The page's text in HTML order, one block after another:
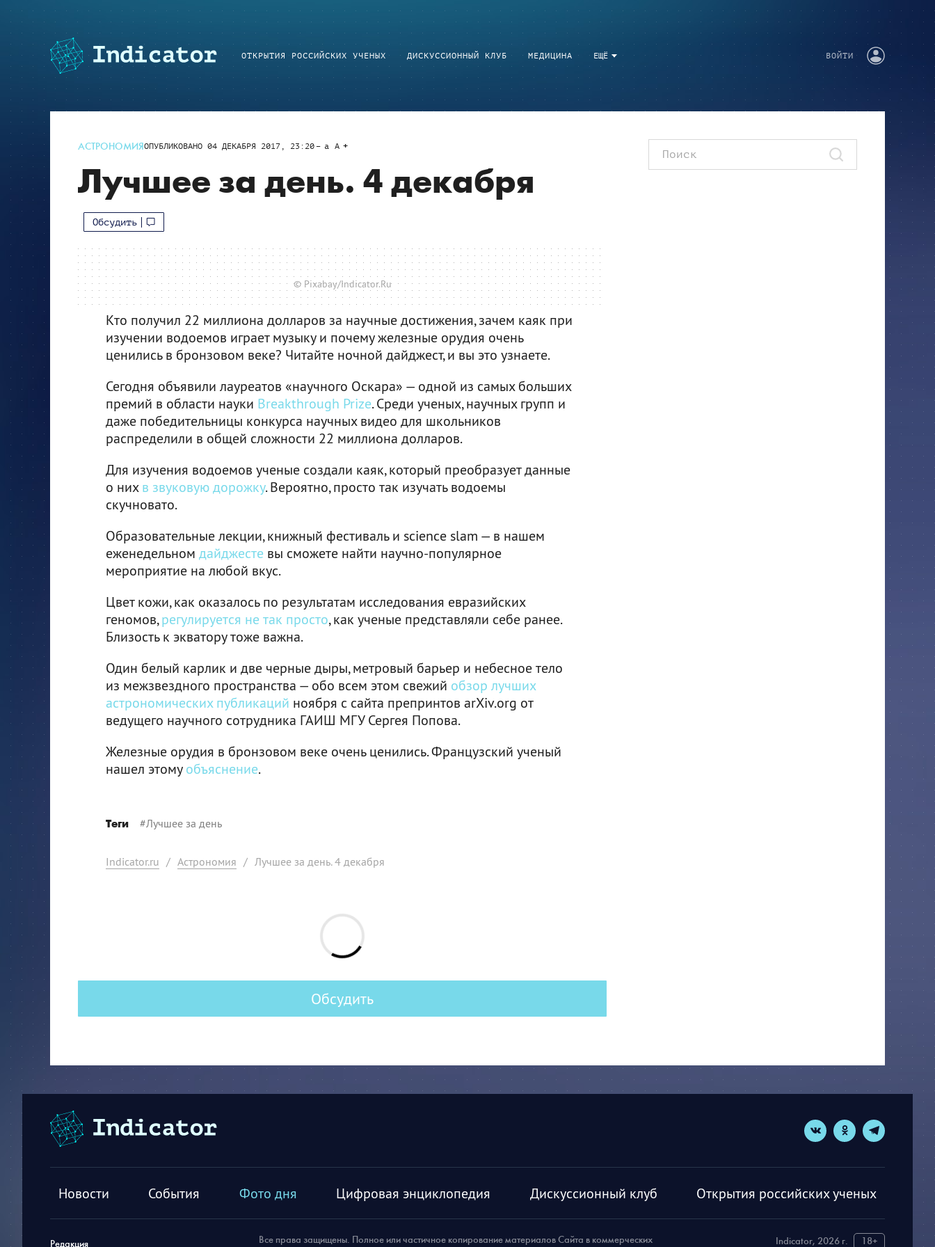
ЕЩЁ
ОТКРЫТИЯ РОССИЙСКИХ УЧЕНЫХ ДИСКУССИОННЫЙ КЛУБ МЕДИЦИНА ВОЙТИ
АСТРОНОМИЯОПУБЛИКОВАНО 04 ДЕКАБРЯ 2017, 23:20 a A
Лучшее за день. 4 декабря
Обсудить
© Pixabay/Indicator.Ru
Кто получил 22 миллиона долларов за научные достижения, зачем каяк при
изучении водоемов играет музыку и почему железные орудия очень
ценились в бронзовом веке? Читайте ночной дайджест, и вы это узнаете.
Сегодня объявили лауреатов «научного Оскара» — одной из самых больших
премий в области науки Breakthrough Prize. Среди ученых, научных групп и
даже победительницы конкурса научных видео для школьников
распределили в общей сложности 22 миллиона долларов.
Для изучения водоемов ученые создали каяк, который преобразует данные
о них в звуковую дорожку. Вероятно, просто так изучать водоемы
скучновато.
Образовательные лекции, книжный фестиваль и science slam — в нашем
еженедельном дайджесте вы сможете найти научно-популярное
мероприятие на любой вкус.
Цвет кожи, как оказалось по результатам исследования евразийских
геномов,регулируется не так просто, как ученые представляли себе ранее.
Близость к экватору тоже важна.
Один белый карлик и две черные дыры, метровый барьер и небесное тело
из межзвездного пространства — обо всем этом свежий обзор лучших
астрономических публикаций ноября с сайта препринтов arXiv.org от
ведущего научного сотрудника ГАИШ МГУ Сергея Попова.
Железные орудия в бронзовом веке очень ценились. Французский ученый
нашел этому объяснение.
Теги #Лучшее за день
Indicator.ru / Астрономия / Лучшее за день. 4 декабря
Обсудить
Новости События Фото дня Цифровая энциклопедия Дискуссионный клуб Открытия российских ученых
Редакция Indicator, 2026 г. 18+
Все права защищены. Полное или частичное копирование материалов Сайта в коммерческих